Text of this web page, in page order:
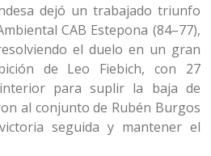
dejó un trabajado triunfo
CAB Estepona (84–77),
el duelo en un gran
de Leo Fiebich, con 27
para suplir la baja de
al conjunto de Rubén Burgos
seguida y mantener el